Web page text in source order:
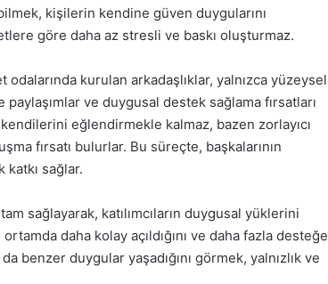
kişilerin kendine güven duygularını
göre daha az stresli ve baskı oluşturmaz.
odalarında kurulan arkadaşlıklar, yalnızca yüzeysel
ve duygusal destek sağlama fırsatları
eğlendirmekle kalmaz, bazen zorlayıcı
fırsatı bulurlar. Bu süreçte, başkalarının
katkı sağlar.
sağlayarak, katılımcıların duygusal yüklerini
daha kolay açıldığını ve daha fazla desteğe
benzer duygular yaşadığını görmek, yalnızlık ve